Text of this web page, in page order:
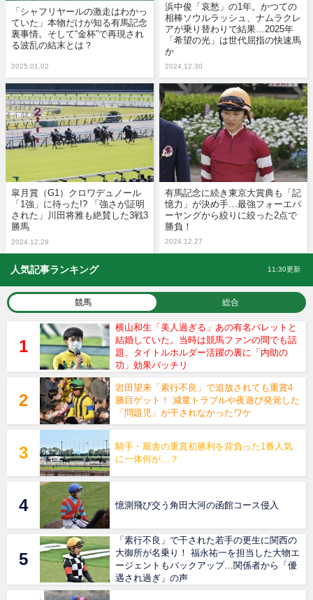
「シャフリヤールの激走はわかっ
ていた」本物だけが知る有馬記念
裏事情。そして“金杯”で再現され
る波乱の結末とは？
2025.01.02
浜中俊「哀愁」の1年。かつての
相棒ソウルラッシュ、ナムラクレ
アが乗り替わりで結果…2025年
「希望の光」は世代屈指の快速馬
か
2024.12.30
皐月賞（G1）クロワデュノール
「1強」に待った!? 「強さが証明
された」川田将雅も絶賛した3戦3
勝馬
2024.12.29
有馬記念に続き東京大賞典も「記
憶力」が決め手…最強フォーエバ
ーヤングから絞りに絞った2点で
勝負！
2024.12.27
人気記事ランキング 11:30更新
競馬 総合
横山和生「美人過ぎる」あの有名バレットと
結婚していた。当時は競馬ファンの間でも話
題、タイトルホルダー活躍の裏に「内助の
功」効果バッチリ
岩田望来「素行不良」で追放されても重賞4
勝目ゲット！ 減量トラブルや夜遊び発覚した
「問題児」が干されなかったワケ
騎手・厩舎の重賞初勝利を背負った1番人気
に一体何が…？
憶測飛び交う角田大河の函館コース侵入
「素行不良」で干された若手の更生に関西の
大御所が名乗り！ 福永祐一を担当した大物エ
ージェントもバックアップ…関係者から「優
遇され過ぎ」の声